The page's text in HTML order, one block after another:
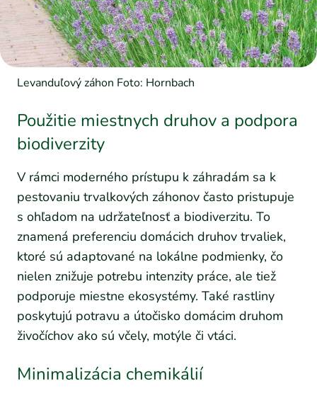
Levanduľový záhon Foto: Hornbach
Použitie miestnych druhov a podpora
biodiverzity
V rámci moderného prístupu k záhradám sa k
pestovaniu trvalkových záhonov často pristupuje
s ohľadom na udržateľnosť a biodiverzitu. To
znamená preferenciu domácich druhov trvaliek,
ktoré sú adaptované na lokálne podmienky, čo
nielen znižuje potrebu intenzity práce, ale tiež
podporuje miestne ekosystémy. Také rastliny
poskytujú potravu a útočisko domácim druhom
živočíchov ako sú včely, motýle či vtáci.
Minimalizácia chemikálií